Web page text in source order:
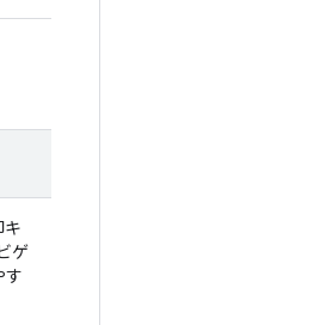
キ
ゲ
す